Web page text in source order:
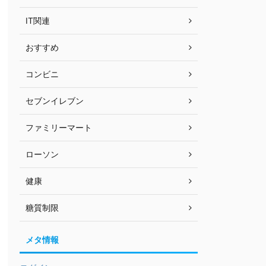
IT関連
おすすめ
コンビニ
セブンイレブン
ファミリーマート
ローソン
健康
糖質制限
メタ情報